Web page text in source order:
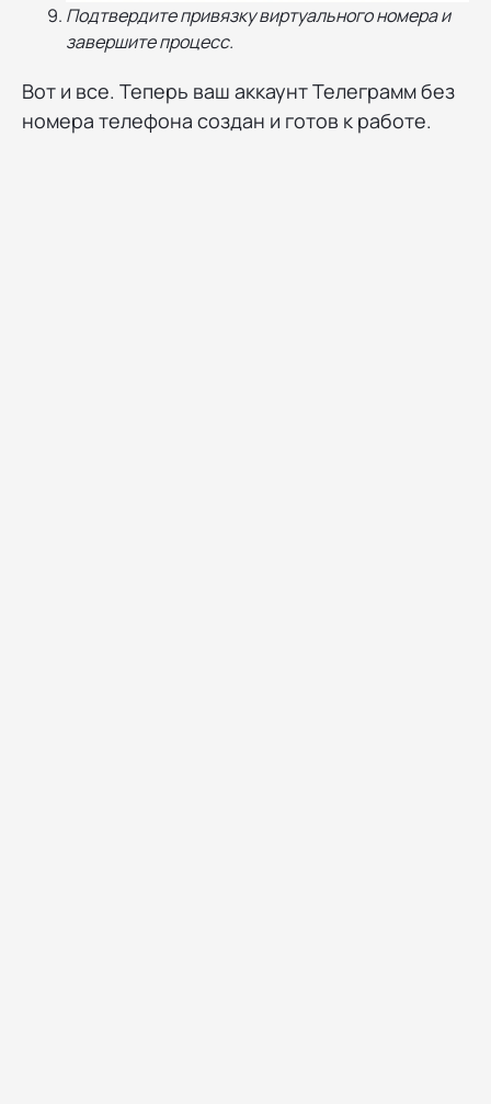
Подтвердите привязку виртуального номера и
завершите процесс.
Вот и все. Теперь ваш аккаунт Телеграмм без
номера телефона создан и готов к работе.